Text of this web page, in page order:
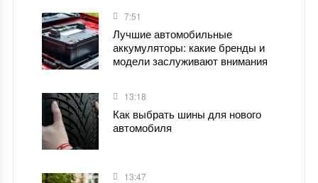
7:51
Лучшие автомобильные
аккумуляторы: какие бренды и
модели заслуживают внимания
13:18
Как выбрать шины для нового
автомобиля
13:47